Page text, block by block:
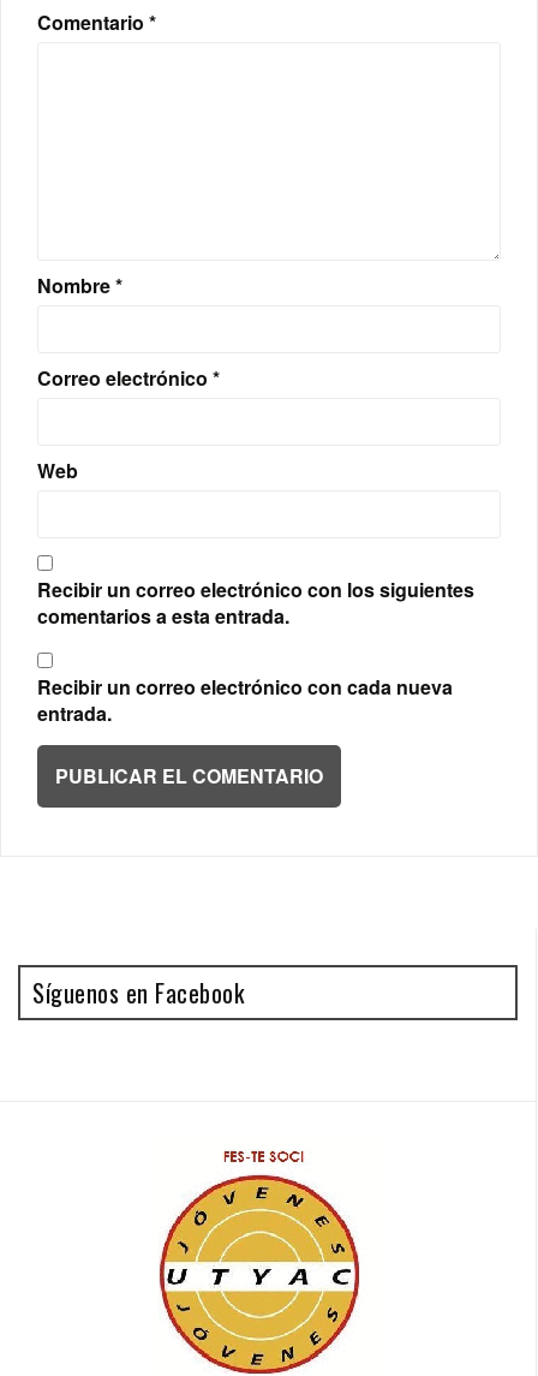
Comentario *
Nombre*
Correo electrónico *
Web
Recibir un correo electrónico con los siguientes
comentarios a esta entrada.
Recibir un correo electrónico con cada nueva
entrada.
Síguenos en Facebook